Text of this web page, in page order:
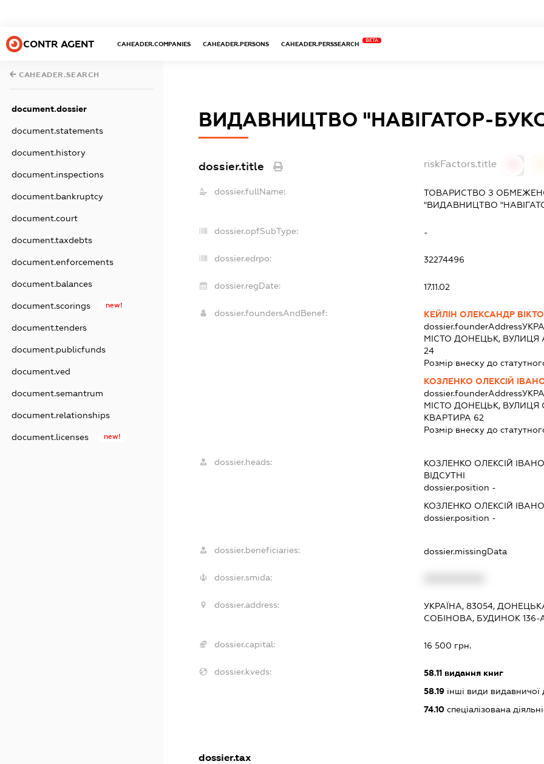
CONTR AGENT CAHEADER.COMPANIES CAHEADER.PERSONS CAHEADER.PERSSEARCH
BETA
CAHEADER.SEARCH
document.dossier
document.statements
document.history
document.inspections
document.bankruptcy
document.court
document.taxdebts
document.enforcements
document.balances
document.scorings new!
document.tenders
document.publicfunds
document.ved
document.semantrum
document.relationships
document.licenses new!
ВИДАВНИЦТВО "НАВІГАТОР-
dossier.title riskFactors.title
dossier.fullName:
ТОВАРИСТВО З
"ВИДАВНИЦТВО
dossier.opfSubType: -
dossier.edrpo: 32274496
dossier.regDate: 17.11.02
dossier.foundersAndBenef:
КЕЙЛІН ОЛЕКСАНДР
dossier.founderAddress
МІСТО ДОНЕЦЬК, ВУЛИЦЯ
24
Розмір внеску до
КОЗЛЕНКО ОЛЕКСІЙ
dossier.founderAddress
МІСТО ДОНЕЦЬК, ВУЛИЦЯ
КВАРТИРА 62
Розмір внеску до
dossier.heads: КОЗЛЕНКО ОЛЕКСІЙ
ВІДСУТНІ
dossier.position -
КОЗЛЕНКО ОЛЕКСІЙ
dossier.position -
dossier.beneficiaries: dossier.missingData
dossier.smida:
dossier.address:
УКРАЇНА, 83054,
СОБІНОВА, БУДИНОК 136-
dossier.capital: 16 500 грн.
dossier.kveds: 58.11видання книг
58.19інші види видавничої
74.10спеціалізована
dossier.tax